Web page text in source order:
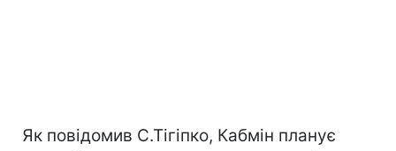
Як повідомив С.Тігіпко, Кабмін планує